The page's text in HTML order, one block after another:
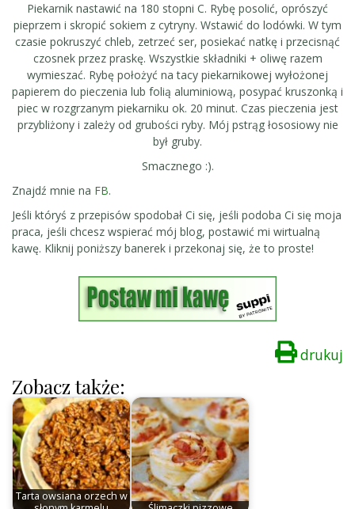
Piekarnik nastawić na 180 stopni C. Rybę posolić, oprószyć
pieprzem i skropić sokiem z cytryny. Wstawić do lodówki. W tym
czasie pokruszyć chleb, zetrzeć ser, posiekać natkę i przecisnąć
czosnek przez praskę. Wszystkie składniki + oliwę razem
wymieszać. Rybę położyć na tacy piekarnikowej wyłożonej
papierem do pieczenia lub folią aluminiową, posypać kruszonką i
piec w rozgrzanym piekarniku ok. 20 minut. Czas pieczenia jest
przybliżony i zależy od grubości ryby. Mój pstrąg łososiowy nie
był gruby.
Smacznego :).
Znajdź mnie na FB.
Jeśli któryś z przepisów spodobał Ci się, jeśli podoba Ci się moja
praca, jeśli chcesz wspierać mój blog, postawić mi wirtualną
kawę. Kliknij poniższy banerek i przekonaj się, że to proste!
drukuj
Zobacz także:
Tarta owsiana orzech w